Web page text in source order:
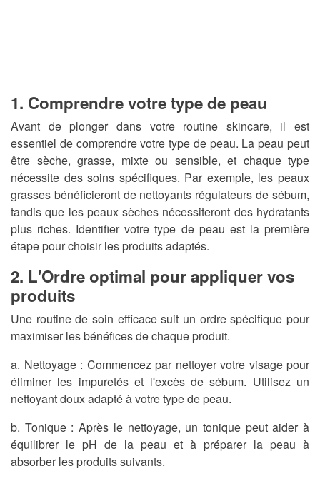
1. Comprendre votre type de peau
Avant de plonger dans votre routine skincare, il est
essentiel de comprendre votre type de peau. La peau peut
être sèche, grasse, mixte ou sensible, et chaque type
nécessite des soins spécifiques. Par exemple, les peaux
grasses bénéficieront de nettoyants régulateurs de sébum,
tandis que les peaux sèches nécessiteront des hydratants
plus riches. Identifier votre type de peau est la première
étape pour choisir les produits adaptés.
2. L'Ordre optimal pour appliquer vos
produits
Une routine de soin efficace suit un ordre spécifique pour
maximiser les bénéfices de chaque produit.
a. Nettoyage : Commencez par nettoyer votre visage pour
éliminer les impuretés et l'excès de sébum. Utilisez un
nettoyant doux adapté à votre type de peau.
b. Tonique : Après le nettoyage, un tonique peut aider à
équilibrer le pH de la peau et à préparer la peau à
absorber les produits suivants.